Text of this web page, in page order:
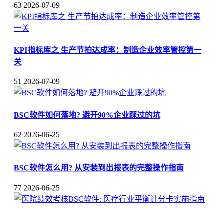
63 2026-07-09
KPI指标库之 生产节拍达成率：制造企业效率管控第一
关
51 2026-07-09
BSC软件如何落地? 避开90%企业踩过的坑
62 2026-06-25
BSC软件怎么用? 从安装到出报表的完整操作指南
77 2026-06-25